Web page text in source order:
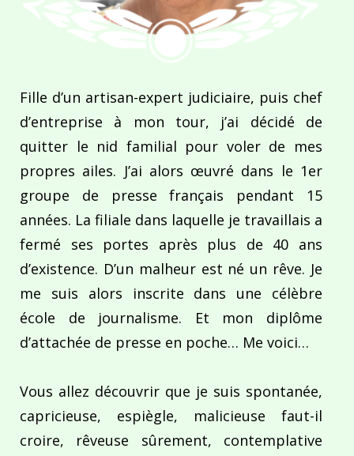
Fille d’un artisan-expert judiciaire, puis chef
d’entreprise à mon tour, j’ai décidé de
quitter le nid familial pour voler de mes
propres ailes. J’ai alors œuvré dans le 1er
groupe de presse français pendant 15
années. La filiale dans laquelle je travaillais a
fermé ses portes après plus de 40 ans
d’existence. D’un malheur est né un rêve. Je
me suis alors inscrite dans une célèbre
école de journalisme. Et mon diplôme
d’attachée de presse en poche… Me voici…
Vous allez découvrir que je suis spontanée,
capricieuse, espiègle, malicieuse faut-il
croire, rêveuse sûrement, contemplative